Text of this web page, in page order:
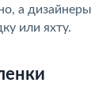
а дизайнеры
или яхту.